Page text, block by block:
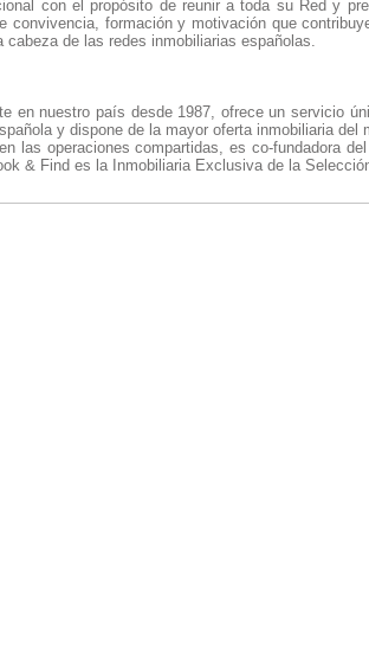
con el propósito de reunir a toda su Red y
convivencia, formación y motivación que
de las redes inmobiliarias españolas.
en nuestro país desde 1987, ofrece un servicio
y dispone de la mayor oferta inmobiliaria
las operaciones compartidas, es co-fundadora
& Find es la Inmobiliaria Exclusiva de la